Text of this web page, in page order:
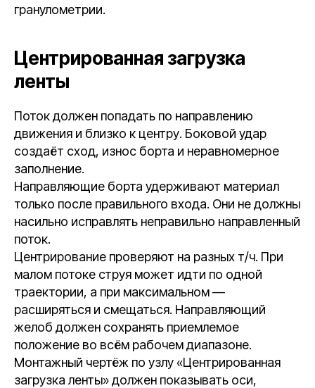
гранулометрии.
Центрированная загрузка
ленты
Поток должен попадать по направлению
движения и близко к центру. Боковой удар
создаёт сход, износ борта и неравномерное
заполнение.
Направляющие борта удерживают материал
только после правильного входа. Они не должны
насильно исправлять неправильно направленный
поток.
Центрирование проверяют на разных т/ч. При
малом потоке струя может идти по одной
траектории, а при максимальном —
расширяться и смещаться. Направляющий
желоб должен сохранять приемлемое
положение во всём рабочем диапазоне.
Монтажный чертёж по узлу «Центрированная
загрузка ленты» должен показывать оси,